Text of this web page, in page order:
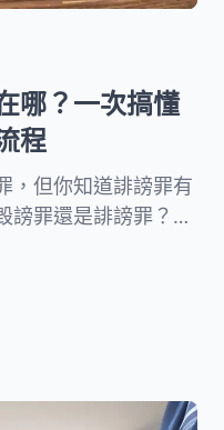
哪？一次搞懂
程
，但你知道誹謗罪有
謗罪還是誹謗罪？單
誹謗罪又是什麼？